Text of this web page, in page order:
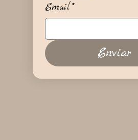
Email*
Enviar